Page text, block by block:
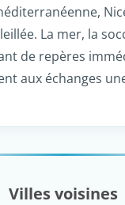
La mer, la
de repères
aux échanges
Villes voisines